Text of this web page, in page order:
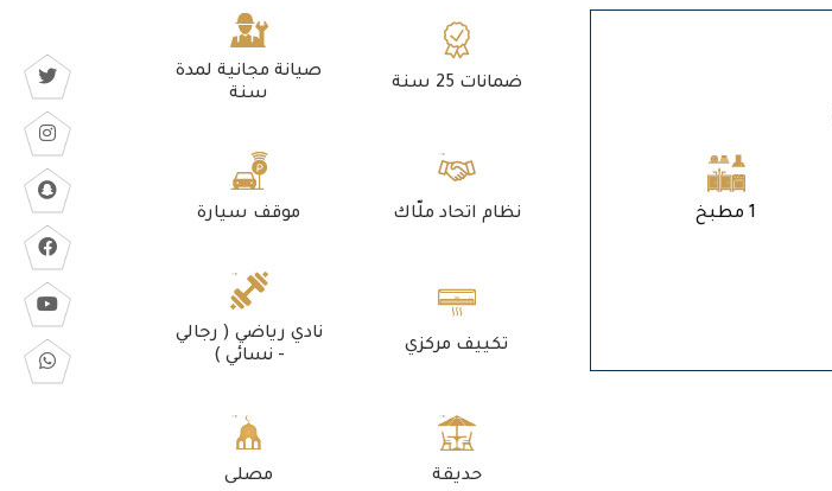
1 مطبخ
ضمانات 25 سنة
صيانة مجانية لمدة
سنة
نظام اتحاد ملّاك موقف سيارة
تكييف مركزي
نادي رياضي ( رجالي
- نسائي )
حديقة مصلى